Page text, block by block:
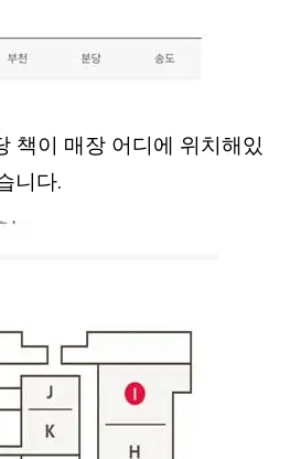
책이 매장 어디에 위치해있
니다.